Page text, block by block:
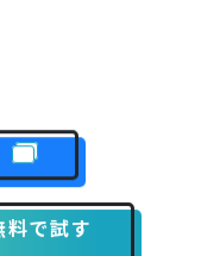
で試す